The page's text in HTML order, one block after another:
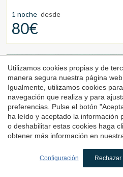
1 noche desde
80€
Sant Roc
Utilizamos cookies propias y de
manera segura nuestra página
Igualmente, utilizamos cookies
navegación que realiza y para
preferencias. Pulse el botón
ha leído y aceptado la información
o deshabilitar estas cookies haga
obtener más información en
Configuración Rechazar